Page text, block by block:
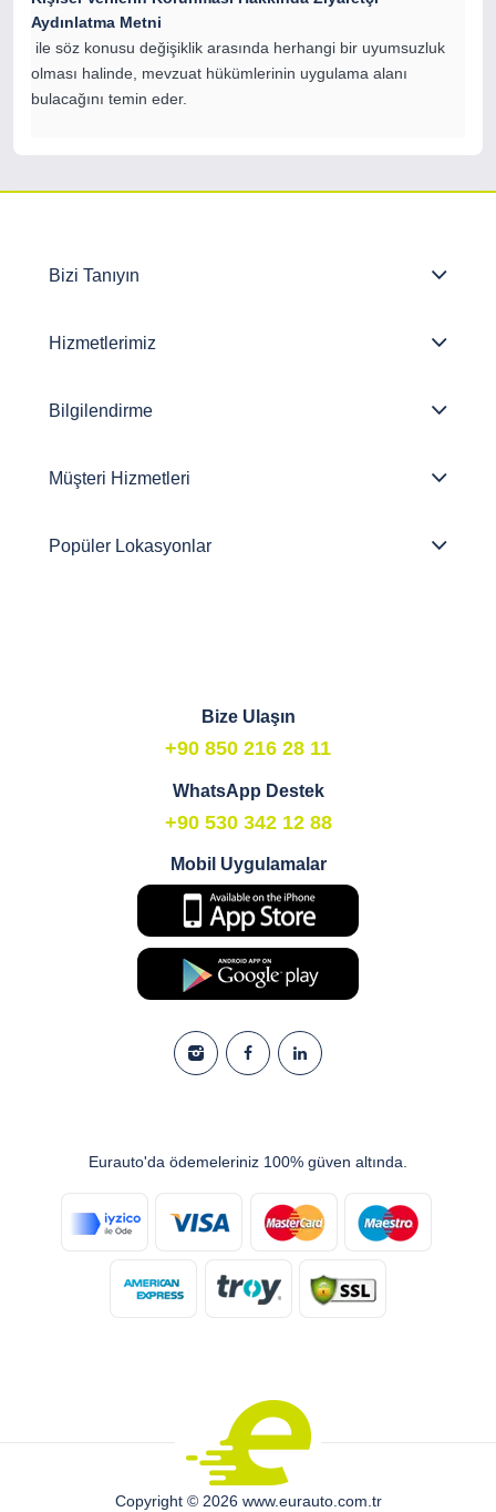
Aydınlatma Metni
ile söz konusu değişiklik arasında herhangi bir uyumsuzluk
olması halinde, mevzuat hükümlerinin uygulama alanı
bulacağını temin eder.
Bizi Tanıyın
Hizmetlerimiz
Bilgilendirme
Müşteri Hizmetleri
Popüler Lokasyonlar
Bize Ulaşın
+90 850 216 28 11
WhatsApp Destek
+90 530 342 12 88
Mobil Uygulamalar
Eurauto'da ödemeleriniz 100% güven altında.
Copyright © 2026 www.eurauto.com.tr